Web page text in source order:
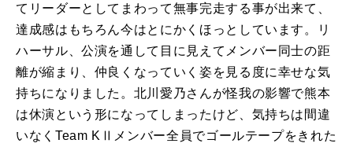
てリーダーとしてまわって無事完走する事が出来て、
達成感はもちろん今はとにかくほっとしています。リ
ハーサル、公演を通して目に見えてメンバー同士の距
離が縮まり、仲良くなっていく姿を見る度に幸せな気
持ちになりました。北川愛乃さんが怪我の影響で熊本
は休演という形になってしまったけど、気持ちは間違
いなくTeam KⅡメンバー全員でゴールテープをきれた